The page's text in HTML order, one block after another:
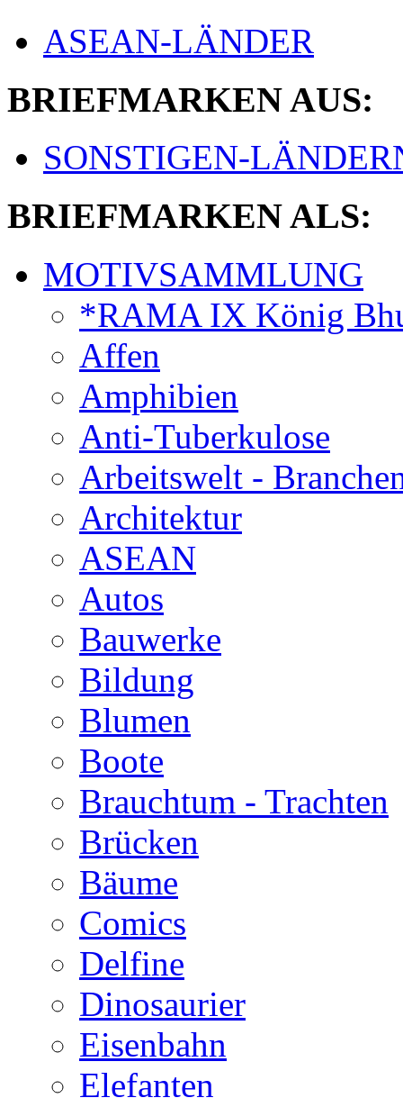
ASEAN-LÄNDER
BRIEFMARKEN AUS:
SONSTIGEN-
BRIEFMARKEN ALS:
MOTIVSAMMLUNG
*RAMA IX König
Affen
Amphibien
Anti-Tuberkulose
Arbeitswelt -
Architektur
ASEAN
Autos
Bauwerke
Bildung
Blumen
Boote
Brauchtum - Trachten
Brücken
Bäume
Comics
Delfine
Dinosaurier
Eisenbahn
Elefanten